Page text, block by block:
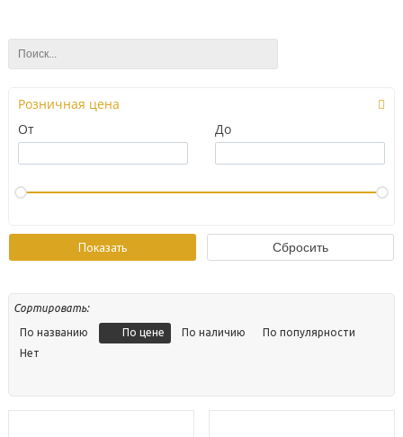
Розничная цена
От
До
Сортировать:
По названию По цене По наличию
По популярности
Нет